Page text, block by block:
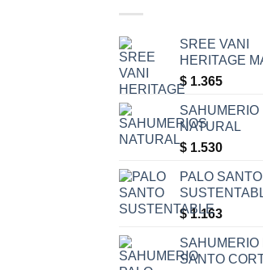
SREE VANI
HERITAGE
$ 1.365
SAHUMERIO
NATURAL
$ 1.530
PALO SANTO
$1.163
SAHUMERIO
SANTO